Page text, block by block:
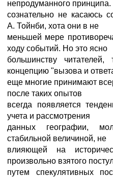
непродуманного принципа.
сознательно не касаюсь
А. Тойнби, хота они в не
меньшей мере
ходу событий. Но это ясно
большинству читателей,
концепцию "вызова и
еще многие принимают
после таких опытов
всегда появляется
учета и рассмотрения
данных географии,
стабильной величиной, не
влияющей на
произвольно взятого
путем спекулятивных